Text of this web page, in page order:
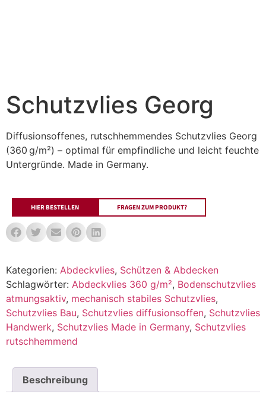
Schutzvlies Georg
Diffusionsoffenes, rutschhemmendes Schutzvlies Georg
(360 g/m²) – optimal für empfindliche und leicht feuchte
Untergründe. Made in Germany.
HIER BESTELLEN FRAGEN ZUM PRODUKT?
Kategorien: Abdeckvlies, Schützen & Abdecken
Schlagwörter: Abdeckvlies 360 g/m², Bodenschutzvlies
atmungsaktiv, mechanisch stabiles Schutzvlies,
Schutzvlies Bau, Schutzvlies diffusionsoffen, Schutzvlies
Handwerk, Schutzvlies Made in Germany, Schutzvlies
rutschhemmend
Beschreibung